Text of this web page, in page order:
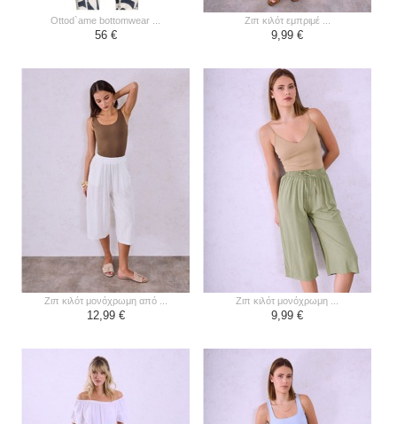
ottod`ame bottomwear ...
56 €
ζιπ κιλότ εμπριμέ ...
9,99 €
ζιπ κιλότ μονόχρωμη από ...
12,99 €
ζιπ κιλότ μονόχρωμη ...
9,99 €